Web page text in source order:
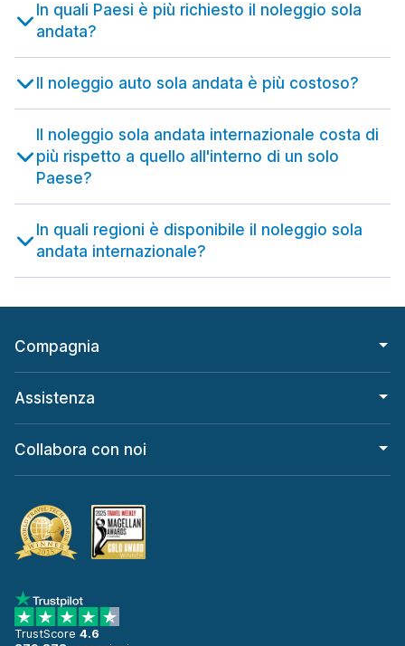
In quali Paesi è più richiesto il noleggio sola
andata?
Il noleggio auto sola andata è più costoso?
Il noleggio sola andata internazionale costa di
più rispetto a quello all'interno di un solo
Paese?
In quali regioni è disponibile il noleggio sola
andata internazionale?
Compagnia
Assistenza
Collabora con noi
TrustScore 4.6